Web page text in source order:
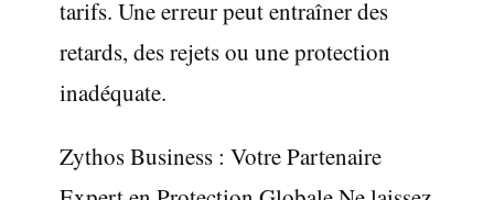
tarifs. Une erreur peut entraîner des
retards, des rejets ou une protection
inadéquate.
Zythos Business : Votre Partenaire